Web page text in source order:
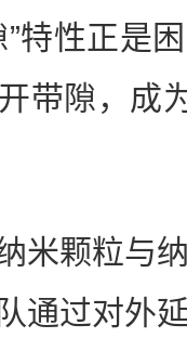
”特性正是
带隙，成
颗粒与纳
通过对外